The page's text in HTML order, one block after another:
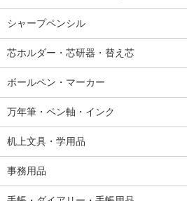
シャープペンシル
芯ホルダー・芯研器・替え芯
ボールペン・マーカー
万年筆・ペン軸・インク
机上文具・学用品
事務用品